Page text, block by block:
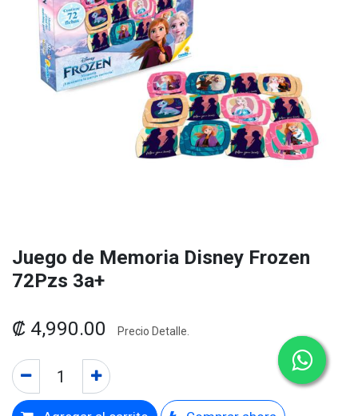
Juego de Memoria Disney Frozen
72Pzs 3a+
₡ 4,990.00 Precio Detalle.